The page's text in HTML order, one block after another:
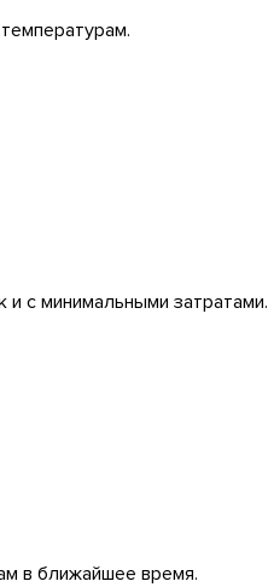
и с минимальными затратами.
в ближайшее время.